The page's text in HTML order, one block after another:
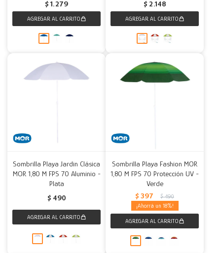
$ 1.279
$ 2.148
Sombrilla Playa Jardin Clásica
MOR 1,80 M FPS 70 Aluminio -
Plata
$ 490
Sombrilla Playa Fashion MOR
1,80 M FPS 70 Protección UV -
Verde
$ 397 $ 490
18